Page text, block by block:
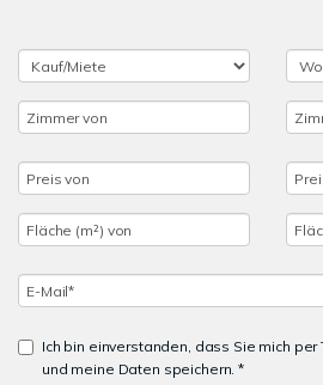
Ich bin einverstanden, dass Sie mich
und meine Daten speichern. *